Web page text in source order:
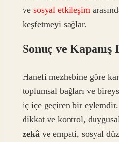
vesosyal etkileşim
keşfetmeyi sağlar.
Sonuç ve Kapanış
Hanefi mezhebine göre
toplumsal bağları ve
iç içe geçiren bir
dikkat ve kontrol,
zekâ ve empati, sosyal